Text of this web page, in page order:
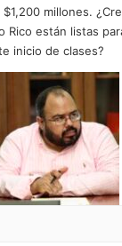
millones.
Rico están listas
inicio de clases?